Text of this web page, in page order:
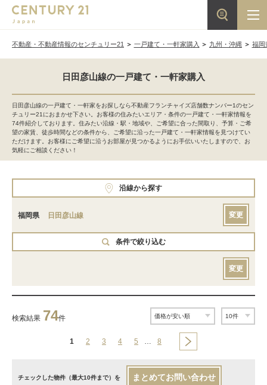
不動産・不動産情報のセンチュリー21 一戸建て・一軒家購入 九州・沖縄 福岡
日田彦山線の一戸建て・一軒家購入
日田彦山線の一戸建て・一軒家をお探しなら不動産フランチャイズ店舗数ナンバー1のセン
チュリー21におまかせ下さい。お客様の住みたいエリア・条件の一戸建て・一軒家情報を
74件紹介しております。住みたい沿線・駅・地域や、ご希望に合った間取り、予算・ご希
望の家賃、徒歩時間などの条件から、ご希望に沿った一戸建て・一軒家情報を見つけてい
ただけます。お客様にご希望に沿うお部屋が見つかるようにお手伝いいたしますので、お
気軽にご相談ください！
沿線から探す
福岡県 日田彦山線 変更
条件で絞り込む
変更
検索結果 74件
1 2 3 4 5 … 8
チェックした物件（最大10件まで）を まとめてお問い合わせ